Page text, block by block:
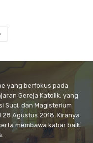
yang berfokus pada
Gereja Katolik, yang
Suci, dan Magisterium
Agustus 2018. Kiranya
membawa kabar baik